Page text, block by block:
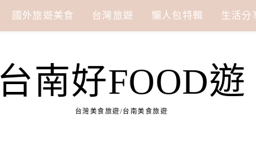
國外旅遊美食 台灣旅遊 懶人包特輯 生活分
台南好FOOD遊
台灣美食旅遊/台南美食旅遊